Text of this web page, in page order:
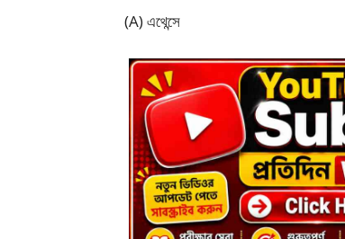
(A) এথেন্সে